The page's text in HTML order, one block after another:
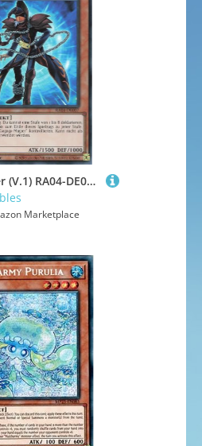
Gagaga-Magier (V.1) RA04-DE007 Super Rare Deutsch Boosterfrisch 1. Auflage - Quarter Century Stampede - mit ReCollectibles-Versandschutz - für Yu-Gi-Oh!
Marketplace